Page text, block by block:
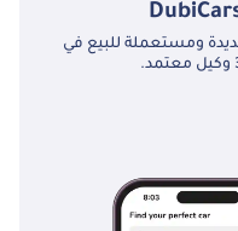
30،000 سيارة جديدة ومستعملة للبيع في